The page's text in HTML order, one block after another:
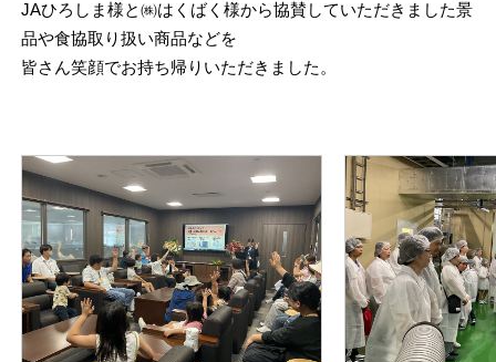
JAひろしま様と㈱はくばく様から協賛していただきました景
品や食協取り扱い商品などを
皆さん笑顔でお持ち帰りいただきました。